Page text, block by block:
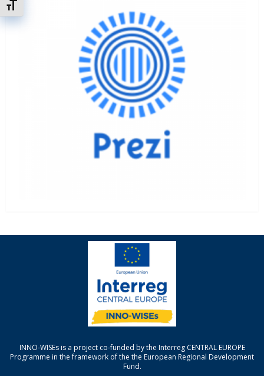
Uključi / isključi veličinu fonta
INNO-WISEs is a project co-funded by the Interreg CENTRAL EUROPE
Programme in the framework of the the European Regional Development
Fund.